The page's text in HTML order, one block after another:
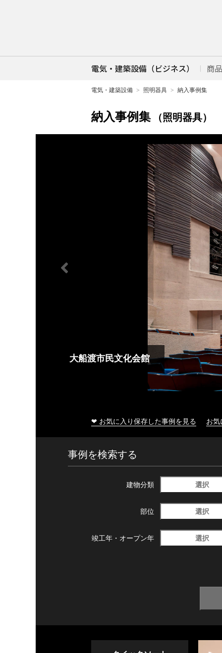
電気・建築設備（ビジネス） 商
電気・建築設備 照明器具 納入事例集
納入事例集 （照明器具）
大船渡市民文化会館
❤ お気に入り保存した事例を見る お
事例を検索する
建物分類 選択
部位 選択
竣工年・ オープン年 選択